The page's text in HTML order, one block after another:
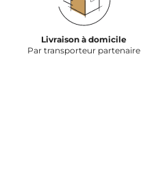
Livraison à domicile
Par transporteur partenaire